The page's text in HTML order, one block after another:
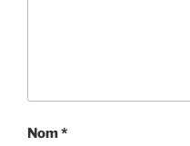
Nom*